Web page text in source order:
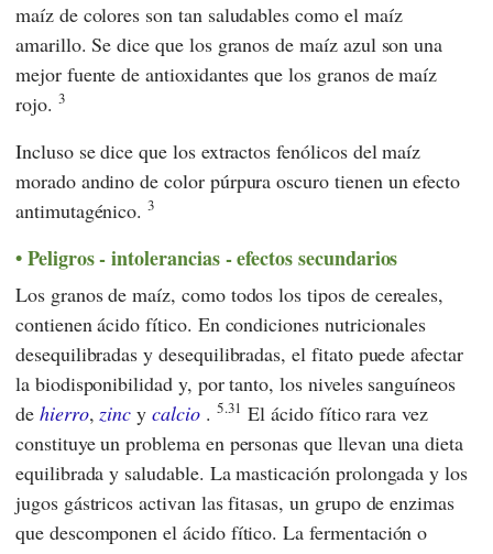
maíz de colores son tan saludables como el maíz
amarillo. Se dice que los granos de maíz azul son una
mejor fuente de antioxidantes que los granos de maíz
rojo. 3
Incluso se dice que los extractos fenólicos del maíz
morado andino de color púrpura oscuro tienen un efecto
antimutagénico.3
Peligros - intolerancias - efectos secundarios
Los granos de maíz, como todos los tipos de cereales,
contienen ácido fítico. En condiciones nutricionales
desequilibradas y desequilibradas, el fitato puede afectar
la biodisponibilidad y, por tanto, los niveles sanguíneos
de hierro,zinc ycalcio. 5.31 El ácido fítico rara vez
constituye un problema en personas que llevan una dieta
equilibrada y saludable. La masticación prolongada y los
jugos gástricos activan las fitasas, un grupo de enzimas
que descomponen el ácido fítico. La fermentación o